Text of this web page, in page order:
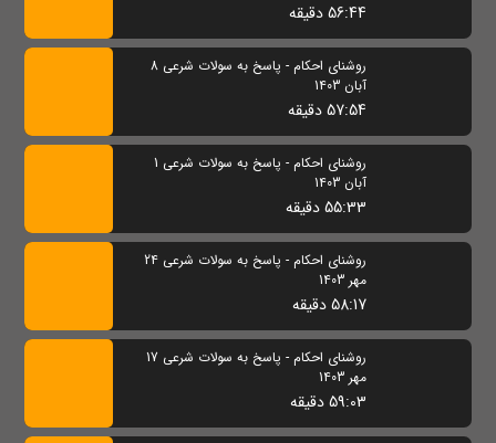
56:44 دقیقه
روشنای احکام - پاسخ به سولات شرعی 8
آبان 1403
57:54 دقیقه
روشنای احکام - پاسخ به سولات شرعی 1
آبان 1403
55:33 دقیقه
روشنای احکام - پاسخ به سولات شرعی 24
مهر 1403
58:17 دقیقه
روشنای احکام - پاسخ به سولات شرعی 17
مهر 1403
59:03 دقیقه